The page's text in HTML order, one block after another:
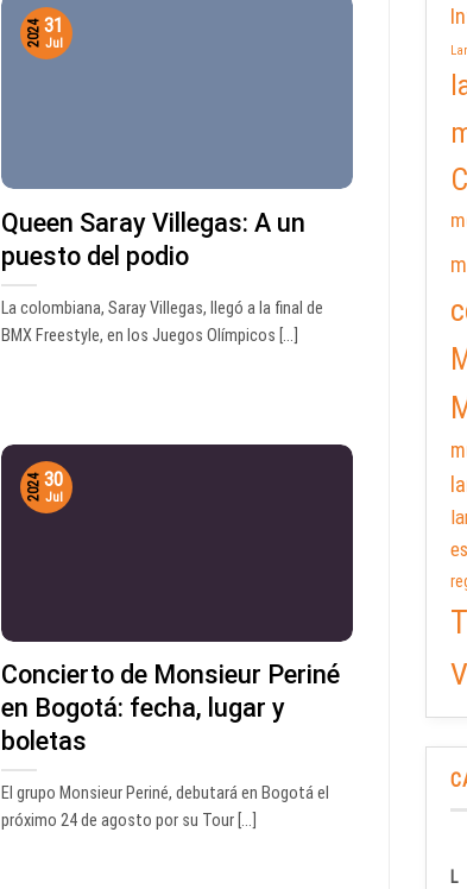
Queen Saray Villegas: A un
puesto del podio
La colombiana, Saray Villegas, llegó a la final de
BMX Freestyle, en los Juegos Olímpicos [...]
31
Jul
2024
Concierto de Monsieur Periné
en Bogotá: fecha, lugar y
boletas
El grupo Monsieur Periné, debutará en Bogotá el
próximo 24 de agosto por su Tour [...]
30
Jul
2024
L